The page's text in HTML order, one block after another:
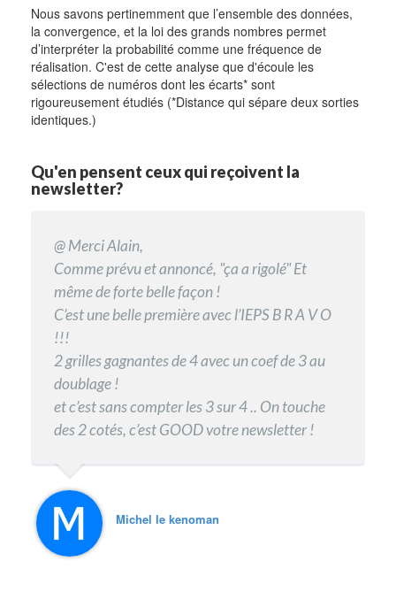
Nous savons pertinemment que l’ensemble des données,
la convergence, et la loi des grands nombres permet
d’interpréter la probabilité comme une fréquence de
réalisation. C'est de cette analyse que d'écoule les
sélections de numéros dont les écarts* sont
rigoureusement étudiés (*Distance qui sépare deux sorties
identiques.)
Qu'en pensent ceux qui reçoivent la
newsletter?
@ Bonjour Alain,
Je voulais prendre un moment pour te féliciter
sincèrement pour la qualité de tes pronostics.
Ta clarté, ta précision et l'efficacité de tes
analyses ne cessent de me surprendre, et je
suis vraiment reconnaissante de recevoir
gratuitement ces conseils.
Félicitations pour ce super 4/4! Ton expertise
ne cesse de m'impressionner
impatience la suite!
Biens à toi
@ Merci Alain,
Comme prévu et annoncé, "ça a rigolé" Et
même de forte belle façon !
C’est une belle première avec l’IEPS B R A V O
!!!
2 grilles gagnantes de 4 avec un coef de 3 au
doublage !
et c’est sans compter les 3 sur 4 .. On touche
des 2 cotés, c’est GOOD votre newsletter !
Michel le kenoman
@ je suis très très satisfaite de vos tuyaux
keno... C’est net clair et précis. Le contenu des
messages est bien présenté, je veux continuer
et je vous remercie.
Sylvie
@ Bonjour chers tous, Merci pour cet article et
pour tout le travail que vous faites.
Félix
@ Merci beaucoup pour ces infos précieuses.
Cordialement.
Bernard